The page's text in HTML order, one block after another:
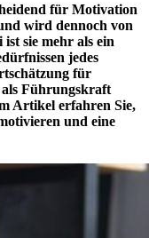
für Motivation
wird dennoch von
sie mehr als ein
jedes
für
als Führungskraft
Artikel erfahren Sie,
und eine